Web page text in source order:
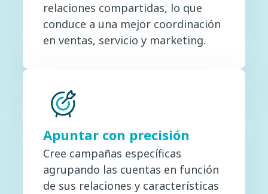
relaciones compartidas, lo que
conduce a una mejor coordinación
en ventas, servicio y marketing.
Apuntar con precisión
Cree campañas específicas
agrupando las cuentas en función
de sus relaciones y características